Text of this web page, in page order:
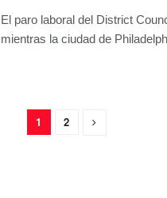
El paro laboral del District
mientras la ciudad de
1 2